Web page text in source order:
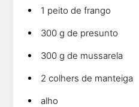
1 peito de frango
300 g de presunto
300 g de mussarela
2 colhers de manteiga
alho